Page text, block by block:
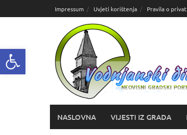
Open toolbar
do
Impressum Uvjeti korištenja Pravila o
NASLOVNA VIJESTI IZ GRADA